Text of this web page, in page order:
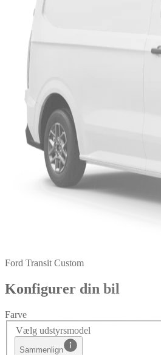
Ford Transit Custom
Konfigurer din bil
Farve
Vælg udstyrsmodel
Sammenlign